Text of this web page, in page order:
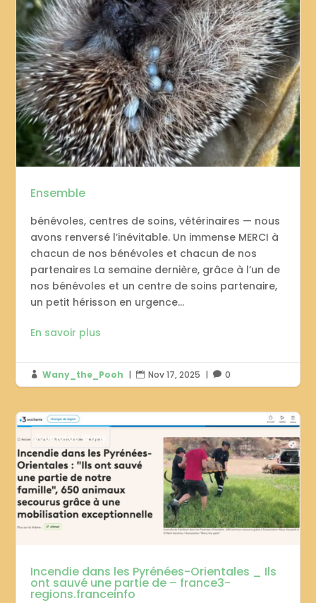
Ensemble
bénévoles, centres de soins, vétérinaires — nous
avons renversé l’inévitable. Un immense MERCI à
chacun de nos bénévoles et chacun de nos
partenaires La semaine dernière, grâce à l’un de
nos bénévoles et un centre de soins partenaire,
un petit hérisson en urgence...
En savoir plus
 Wany_the_Pooh |  Nov 17, 2025 |  0
Journal de Wany
Incendie dans les Pyrénées-Orientales _ Ils
ont sauvé une partie de – france3-
regions.franceinfo